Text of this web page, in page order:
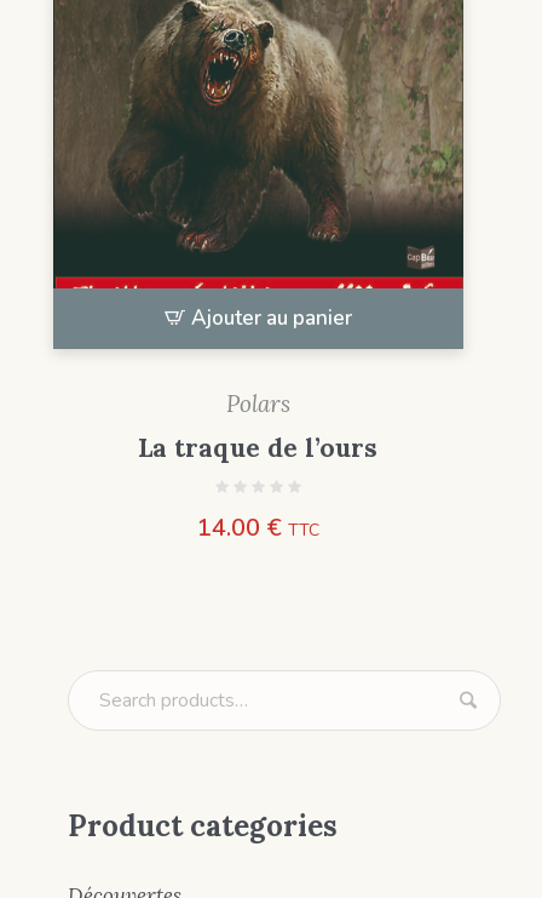
Ajouter au panier
Polars
La traque de l’ours
14.00 € TTC
Product categories